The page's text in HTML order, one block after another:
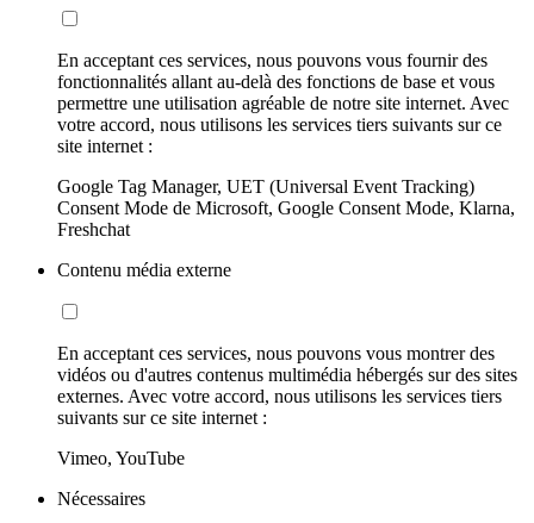
En acceptant ces services, nous pouvons vous fournir des
fonctionnalités allant au-delà des fonctions de base et vous
permettre une utilisation agréable de notre site internet. Avec
votre accord, nous utilisons les services tiers suivants sur ce
site internet :
Google Tag Manager, UET (Universal Event Tracking)
Consent Mode de Microsoft, Google Consent Mode, Klarna,
Freshchat
Contenu média externe
En acceptant ces services, nous pouvons vous montrer des
vidéos ou d'autres contenus multimédia hébergés sur des sites
externes. Avec votre accord, nous utilisons les services tiers
suivants sur ce site internet :
Vimeo, YouTube
Nécessaires